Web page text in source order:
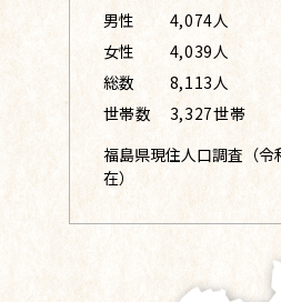
男性
4,074人
女性
4,039人
総数
8,113人
世帯数
3,327世帯
福島県現住人口調査（令
在）